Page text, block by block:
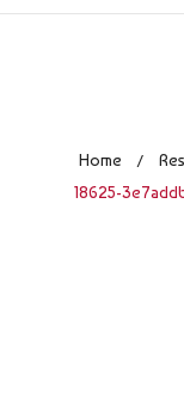
LA OPALINA
TASACIÓN Y COMPRA
Home /
18625-